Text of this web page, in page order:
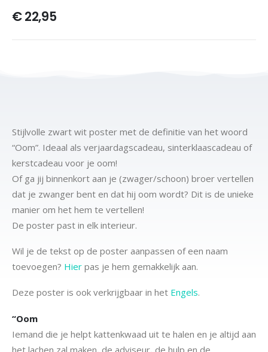
€22,95
Stijlvolle zwart wit poster met de definitie van het woord
“Oom”. Ideaal als verjaardagscadeau, sinterklaascadeau of
kerstcadeau voor je oom!
Of ga jij binnenkort aan je (zwager/schoon) broer vertellen
dat je zwanger bent en dat hij oom wordt? Dit is de unieke
manier om het hem te vertellen!
De poster past in elk interieur.
Wil je de tekst op de poster aanpassen of een naam
toevoegen? Hier pas je hem gemakkelijk aan.
Deze poster is ook verkrijgbaar in het Engels.
“Oom
Iemand die je helpt kattenkwaad uit te halen en je altijd aan
het lachen zal maken, de adviseur, de hulp en de